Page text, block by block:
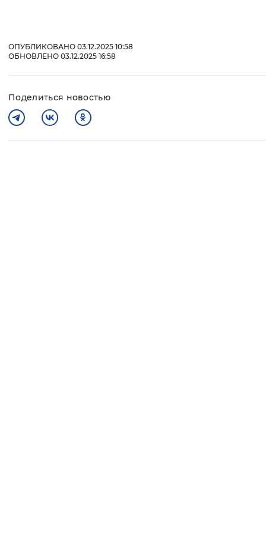
ОПУБЛИКОВАНО 03.12.2025 10:58
ОБНОВЛЕНО 03.12.2025 16:58
Поделиться новостью